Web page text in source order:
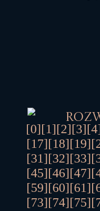
[0][1][2][3]
[17][18][19]
[31][32][33]
[45][46][47]
[59][60][61]
[73][74][75]